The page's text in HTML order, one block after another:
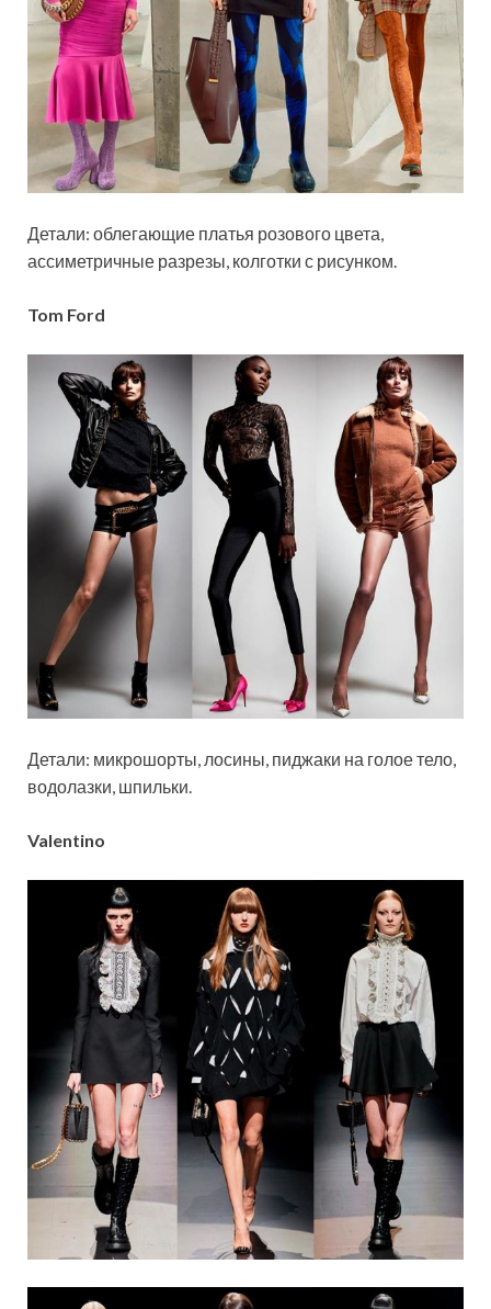
Детали: облегающие платья розового цвета,
ассиметричные разрезы, колготки с рисунком.
Tom Ford
Детали: микрошорты, лосины, пиджаки на голое тело,
водолазки, шпильки.
Valentino